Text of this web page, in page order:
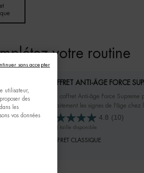
Selected
, 1 of 1
votre routine
COFFRET ANTI-ÂGE FORCE
Votre coffret Anti-âge Force Supreme
parfaitement les signes de l'âge chez
4.8 (10)
Un(e) taille disponible
COFFRET CLASSIQUE
utilisateur,
des
les
vos données
sans accepter